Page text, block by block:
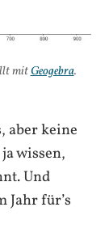
mitGeogebra.
aber keine
wissen,
Und
Jahr für’s